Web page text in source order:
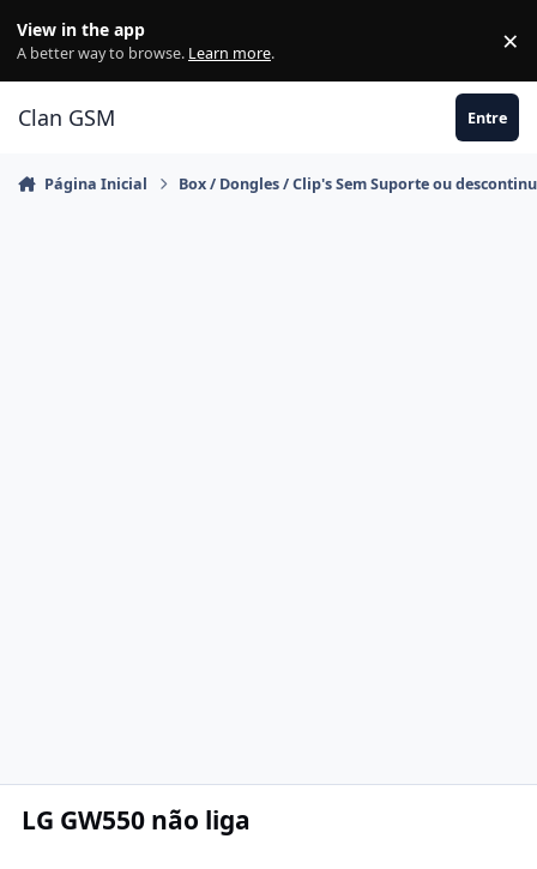
View in the app
A better way to browse. Learn more. ×
Clan GSM Entre
Página Inicial Box / Dongles / Clip's Sem Suporte ou
LG GW550 não liga